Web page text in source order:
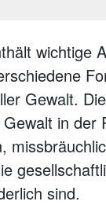
wichtige
Gewalt.
in der
sind.